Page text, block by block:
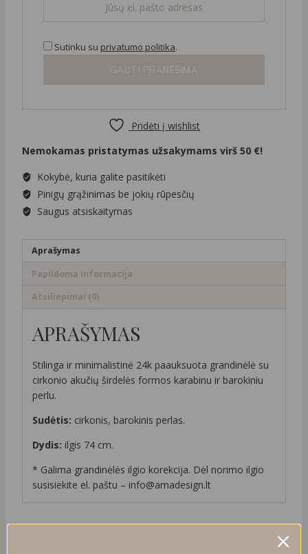
Sutinku su privatumo politika.
GAUTI PRANEŠIMĄ
Pridėti į wishlist
Nemokamas pristatymas užsakymams virš 50 €!
Kokybė, kuria galite pasitikėti
Pinigų grąžinimas be jokių rūpesčių
Saugus atsiskaitymas
Aprašymas
Papildoma informacija
Atsiliepimai (0)
APRAŠYMAS
Stilinga ir minimalistinė 24k paauksuota grandinėlė su
cirkonio akučių širdelės formos karabinu ir barokiniu
perlu.
Sudėtis: cirkonis, barokinis perlas.
Dydis: ilgis 74 cm.
* Galima grandinėlės ilgio korekcija. Dėl norimo ilgio
susisiekite el. paštu – info@amadesign.lt